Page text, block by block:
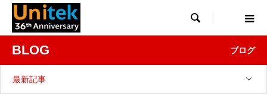

BLOG ブログ
最新記事